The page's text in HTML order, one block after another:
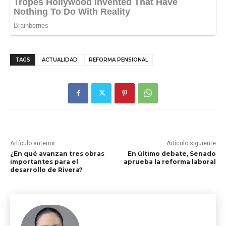
TAGS ACTUALIDAD REFORMA PENSIONAL
Artículo anterior
¿En qué avanzan tres obras
importantes para el
desarrollo de Rivera?
Artículo siguiente
En último debate, Senado
aprueba la reforma laboral